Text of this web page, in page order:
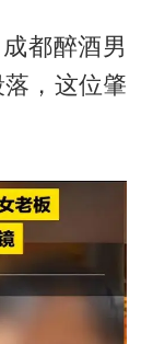
都醉酒男
，这位肇